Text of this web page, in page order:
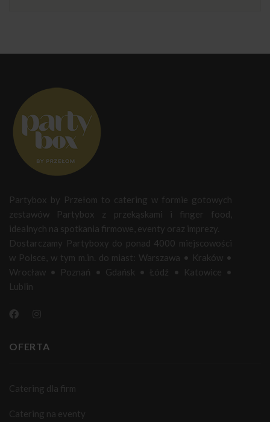
Partybox by Przełom to catering w formie gotowych
zestawów Partybox z przekąskami i finger food,
idealnych na spotkania firmowe, eventy oraz imprezy.
Dostarczamy Partyboxy do ponad 4000 miejscowości
w Polsce, w tym m.in. do miast: Warszawa • Kraków •
Wrocław • Poznań • Gdańsk • Łódź • Katowice •
Lublin
OFERTA
Catering dla firm
Catering na eventy